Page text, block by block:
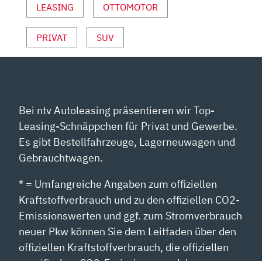
LEASING OTTOMOTOR
PRIVAT SUV
Bei ntv Autoleasing präsentieren wir Top-
Leasing-Schnäppchen für Privat und Gewerbe.
Es gibt Bestellfahrzeuge, Lagerneuwagen und
Gebrauchtwagen.
* = Umfangreiche Angaben zum offiziellen
Kraftstoffverbrauch und zu den offiziellen CO2-
Emissionswerten und ggf. zum Stromverbrauch
neuer Pkw können Sie dem Leitfaden über den
offiziellen Kraftstoffverbrauch, die offiziellen